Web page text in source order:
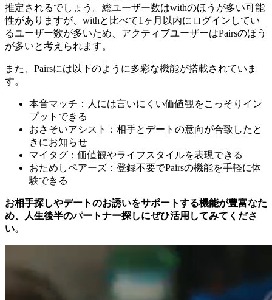
推定されるでしょう。総ユーザー数はwithのほうが多い可能
性がありますが、withと比べて1ヶ月以内にログインしてい
るユーザー数が多いため、アクティブユーザーはPairsのほう
が多いと考えられます。
また、Pairsには以下のように多彩な機能が搭載されていま
す。
本音マッチ：人には言いにくい価値観をこっそりイン
プットできる
おさそいアシスト：相手とデートの意向が合致したと
きにお知らせ
マイタグ：価値観やライフスタイルを表現できる
おためしペアーズ：登録不要でPairsの機能を手軽に体
験できる
お相手探しやデートのお誘いをサポートする機能が豊富なた
め、人生後半のパートナー探しにぜひ活用してみてくださ
い。